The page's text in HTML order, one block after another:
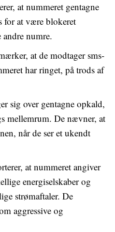
at nummeret gentagne
for at være blokeret
andre numre.
at de modtager sms-
har ringet, på trods af
sig over gentagne opkald,
mellemrum. De nævner, at
når de ser et ukendt
at nummeret angiver
energiselskaber og
strømaftaler. De
aggressive og